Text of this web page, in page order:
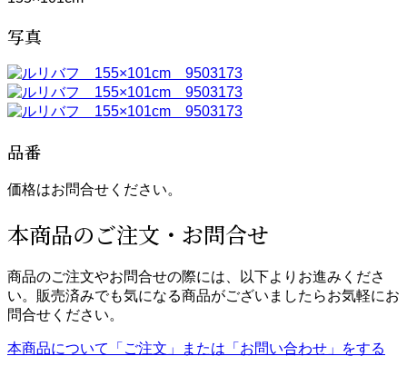
写真
品番
価格はお問合せください。
本商品のご注文・お問合せ
商品のご注文やお問合せの際には、以下よりお進みくださ
い。販売済みでも気になる商品がございましたらお気軽にお
問合せください。
本商品について「ご注文」または「お問い合わせ」をする